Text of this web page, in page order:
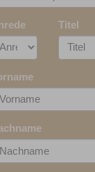
Titel